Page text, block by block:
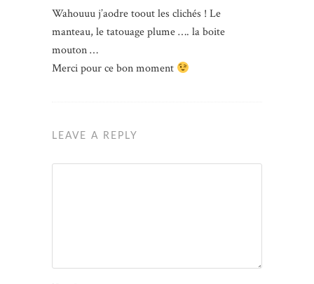
Wahouuu j’aodre toout les clichés ! Le
manteau, le tatouage plume …. la boite
mouton …
Merci pour ce bon moment
LEAVE A REPLY